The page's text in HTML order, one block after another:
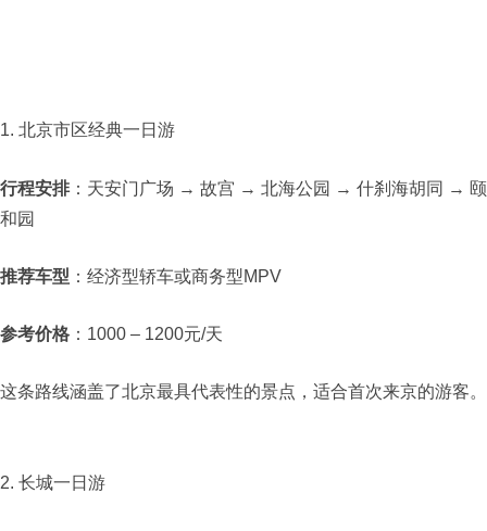
1. 北京市区经典一日游
行程安排：天安门广场 → 故宫 → 北海公园 → 什刹海胡同 → 颐
和园​
推荐车型 ：经济型轿车或商务型MPV​
参考价格 ：1000 – 1200元/天​
这条路线涵盖了北京最具代表性的景点，适合首次来京的游客。​
2. 长城一日游